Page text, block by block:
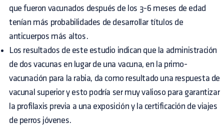
que fueron vacunados después de los 3-6 meses de edad
tenían más probabilidades de desarrollar títulos de
anticuerpos más altos.
Los resultados de este estudio indican que la administración
de dos vacunas en lugar de una vacuna, en la primo-
vacunación para la rabia, da como resultado una respuesta de
vacunal superior y esto podría ser muy valioso para garantizar
la profilaxis previa a una exposición y la certificación de viajes
de perros jóvenes.